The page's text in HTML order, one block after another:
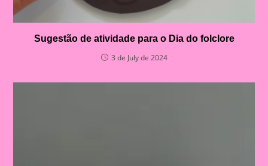
Sugestão de atividade para o Dia do folclore
3 de July de 2024